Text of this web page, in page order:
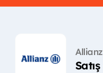
Allianz